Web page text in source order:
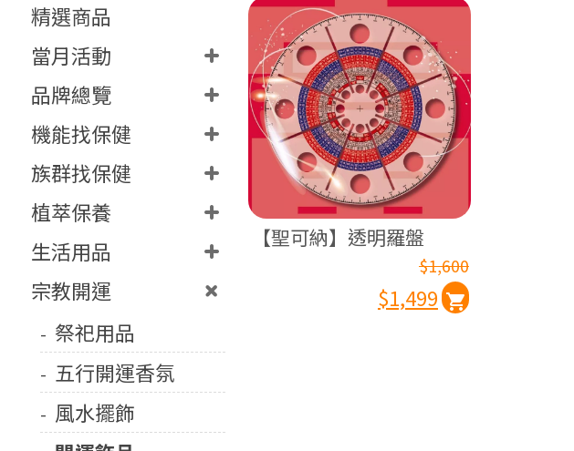
精選商品
當月活動
品牌總覽
機能找保健
族群找保健
植萃保養
生活用品
宗教開運
祭祀用品
五行開運香氛
風水擺飾
【聖可納】透明羅盤
$1,600
$1,499